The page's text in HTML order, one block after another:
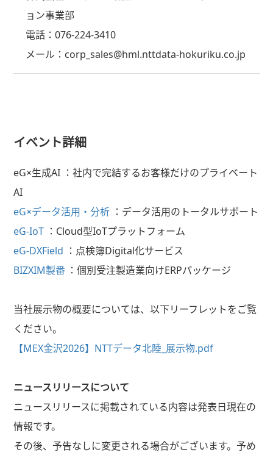
ョン事業部
電話：076-224-3410
メール：corp_sales@hml.nttdata-hokuriku.co.jp
イベント詳細
eG×生成AI ：社内で完結するお客様だけのプライベート
AI
eG×データ活用・分析：データ活用のトータルサポート
eG-IoT： Cloud型IoTプラットフォーム
eG-DXField ：点検簿Digital化サービス
BIZXIM製番 ：個別受注製造業向けERPパッケージ
当社展示物の概要については、以下リーフレットをご覧
ください。
【MEX金沢2026】NTTデータ北陸_展示物.pdf
ニュースリリースについて
ニュースリリースに掲載されている内容は発表日現在の
情報です。
その後、予告なしに変更される場合がございます。予め